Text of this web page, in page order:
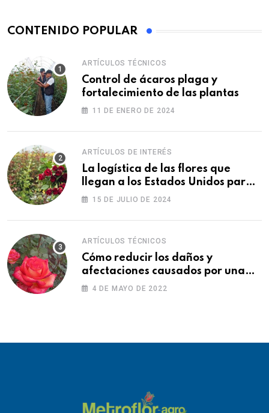
CONTENIDO POPULAR
ARTÍCULOS TÉCNICOS
Control de ácaros plaga y
fortalecimiento de las plantas
11 DE ENERO DE 2024
ARTÍCULOS DE INTERÉS
La logística de las flores que
llegan a los Estados Unidos para
las fiestas
15 DE JULIO DE 2024
ARTÍCULOS TÉCNICOS
Cómo reducir los daños y
afectaciones causados por una
fitotoxicidad
4 DE MAYO DE 2022